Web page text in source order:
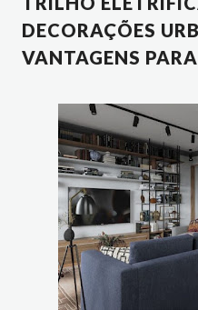
DECORAÇÕES
VANTAGENS